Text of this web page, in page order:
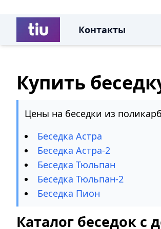
Контакты
Купить
Цены на беседки из
Беседка Астра
Беседка Астра-2
Беседка Тюльпан
Беседка Тюльпан-2
Беседка Пион
Каталог беседок с